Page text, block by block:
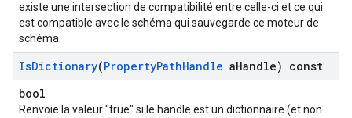
existe une intersection de compatibilité entre celle-ci et ce qui
est compatible avec le schéma qui sauvegarde ce moteur de
schéma.
IsDictionary(PropertyPathHandle aHandle) const
bool
Renvoie la valeur "true" si le handle est un dictionnaire (et non